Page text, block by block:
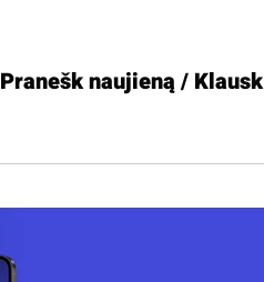
Pranešk naujieną / Klausk